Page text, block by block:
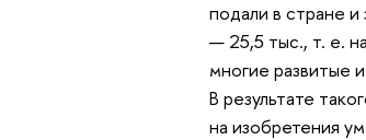
подали в стране и
— 25,5 тыс., т. е.
многие развитые
В результате
на изобретения